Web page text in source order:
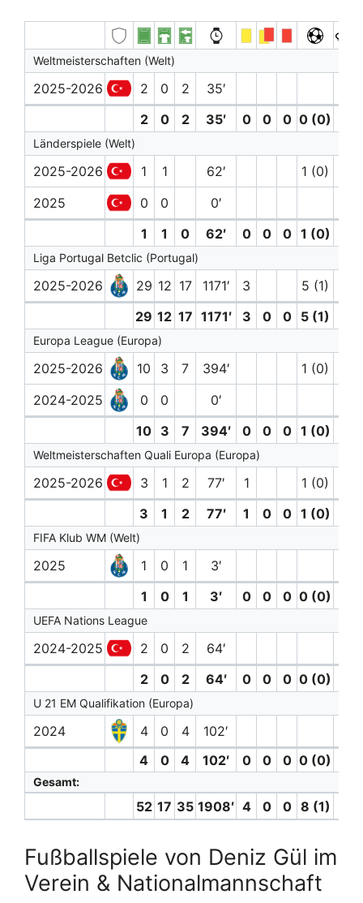
Weltmeisterschaften (Welt)
2025-2026 2 0 2
35′
2
0 2 35′ 0 0 0 0 (0)
Länderspiele (Welt)
2025-2026 1 1 62′
1 (0)
2025
0 0
0′
1
1 0 62′ 0 0 0 1 (0)
Liga Portugal Betclic (Portugal)
2025-2026 29 12 17 1171′ 3 5 (1)
29 12 17 1171′ 3 0 0 5 (1)
Europa League (Europa)
2025-2026 10 3 7 394′
1 (0)
2024-2025
0 0
0′
10 3 7 394′ 0 0 0 1 (0)
Weltmeisterschaften Quali Europa (Europa)
2025-2026 3 1 2 77′ 1
1 (0)
3
1 2 77′ 1 0 0 1 (0)
FIFA Klub WM (Welt)
2025 1 0 1
3′
1
0 1 3′ 0 0 0 0 (0)
UEFA Nations League
2024-2025 2 0 2
64′
2
0 2 64′ 0 0 0 0 (0)
U 21 EM Qualifikation (Europa)
2024 4 0 4
102′
4
0 4 102′ 0 0 0 0 (0)
Gesamt:
52 17 35 1908′ 4 0 0 8 (1)
Fußballspiele von Deniz Gül im
Verein & Nationalmannschaft